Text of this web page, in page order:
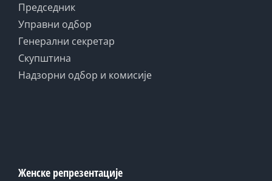
Председник
Управни одбор
Генерални секретар
Скупштина
Надзорни одбор и комисије
Женске репрезентације